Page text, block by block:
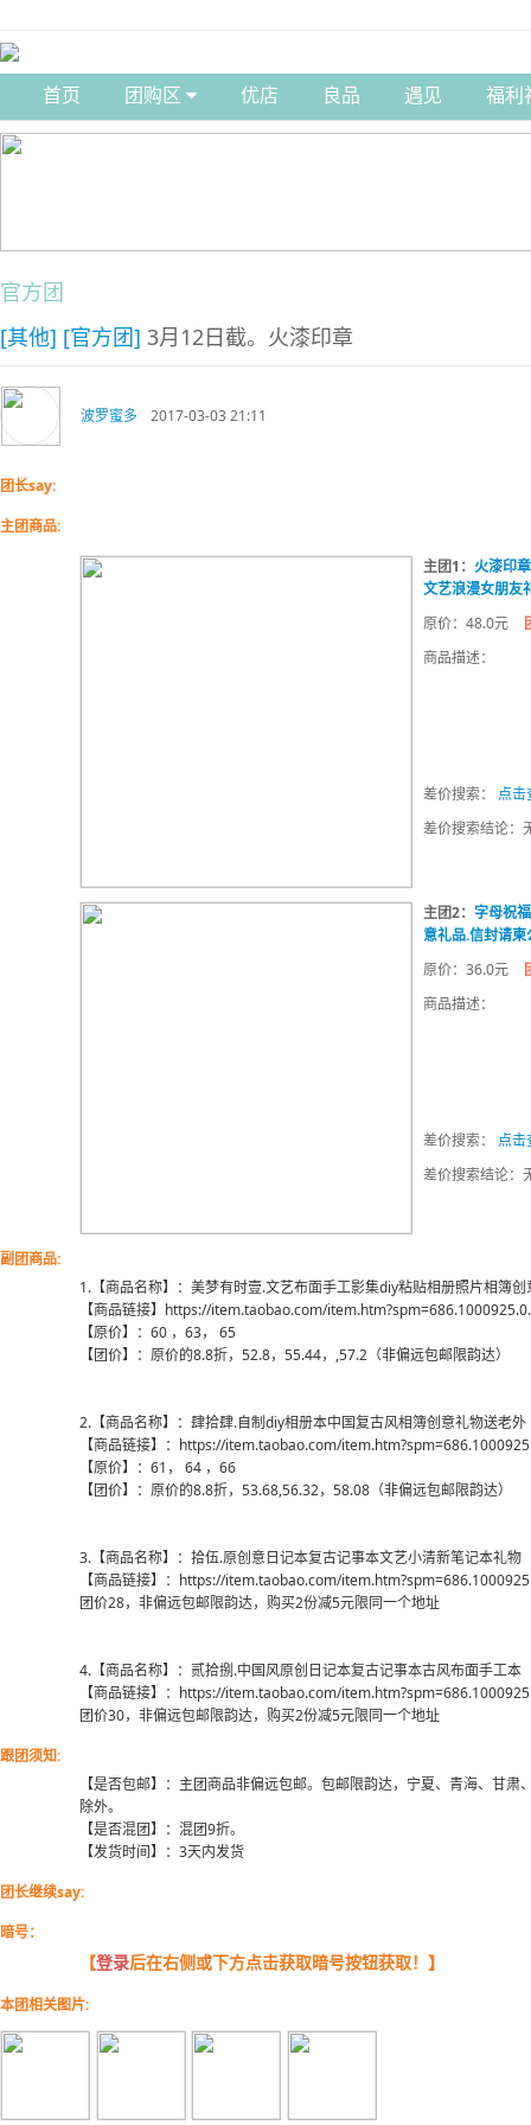
首页 团购区 优店 良品 遇见 福利
官方团
[其他] [官方团] 3月12日截。火漆印章
波罗蜜多 2017-03-03 21:11
团长say:
主团商品:
主团1： 火漆印
文艺浪漫女朋友
原价：48.0元
商品描述：
差价搜索： 点击
差价搜索结论：
主团2： 字母祝
意礼品.信封请柬
原价：36.0元
商品描述：
差价搜索： 点击
差价搜索结论：
副团商品:
1.【商品名称】：美梦有时壹.文艺布面手工影集diy粘贴相册照片相簿创
【商品链接】https://item.taobao.com/
【原价】：60 ，63， 65
【团价】：原价的8.8折，52.8，55.44，,57.2（非偏远包邮限韵达）
2.【商品名称】：肆拾肆.自制diy相册本中国复古风相簿创意礼物送老外
【商品链接】：https://item.taobao.com/
【原价】：61， 64 ，66
【团价】：原价的8.8折，53.68,56.32，58.08（非偏远包邮限韵达）
3.【商品名称】：拾伍.原创意日记本复古记事本文艺小清新笔记本礼物
【商品链接】：https://item.taobao.com/
团价28，非偏远包邮限韵达，购买2份减5元限同一个地址
4.【商品名称】：贰拾捌.中国风原创日记本复古记事本古风布面手工本
【商品链接】：https://item.taobao.com/
团价30，非偏远包邮限韵达，购买2份减5元限同一个地址
跟团须知:
【是否包邮】：主团商品非偏远包邮。包邮限韵达，宁夏、青海、甘
除外。
【是否混团】：混团9折。
【发货时间】：3天内发货
团长继续say:
暗号：
【登录后在右侧或下方点击获取暗号按钮获取！】
本团相关图片: